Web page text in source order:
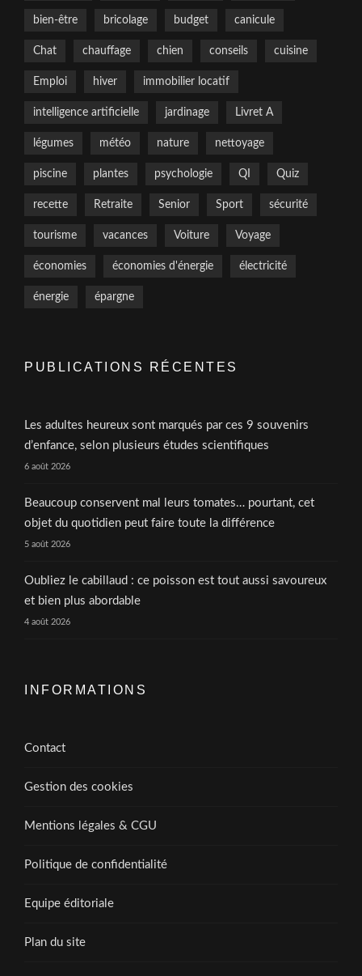
bien-être bricolage budget canicule
Chat chauffage chien conseils cuisine
Emploi hiver immobilier locatif
intelligence artificielle jardinage Livret A
légumes météo nature nettoyage
piscine plantes psychologie QI Quiz
recette Retraite Senior Sport sécurité
tourisme vacances Voiture Voyage
économies économies d'énergie électricité
énergie épargne
PUBLICATIONS RÉCENTES
Les adultes heureux sont marqués par ces 9 souvenirs
d’enfance, selon plusieurs études scientifiques
6 août 2026
Beaucoup conservent mal leurs tomates… pourtant, cet
objet du quotidien peut faire toute la différence
5 août 2026
Oubliez le cabillaud : ce poisson est tout aussi savoureux
et bien plus abordable
4 août 2026
INFORMATIONS
Contact
Gestion des cookies
Mentions légales & CGU
Politique de confidentialité
Equipe éditoriale
Plan du site